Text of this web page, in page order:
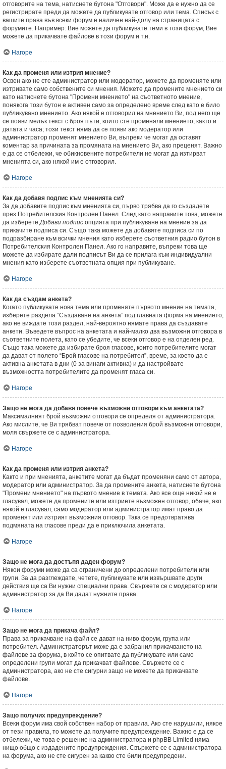
отговорите на тема, натиснете бутона "Отговори". Може да е нужно да се
регистрирате преди да можете да публикувате отговор или тема. Списък с
вашите права във всеки форум е наличен най-долу на страницата с
форумите. Например: Вие можете да публикувате теми в този форум, Вие
можете да прикачвате файлове в този форум и т.н.
Нагоре
Как да променя или изтрия мнение?
Освен ако не сте администратор или модератор, можете да променяте или
изтривате само собствените си мнения. Можете да промените мнението си
като натиснете бутона "Промени мнението" на съответното мнение,
понякога този бутон е активен само за определено време след като е било
публикувано мнението. Ако някой е отговорил на мнението Ви, под него ще
се появи мелък текст с броя пъти, които сте променяли мнението, както и
датата и часа; този текст няма да се появи ако модератор или
администратор променят мнението Ви, въпреки че могат да оставят
коментар за причината за промяната на мнението Ви, ако преценят. Важно
е да се отбележи, че обикновените потребители не могат да изтирват
мненията си, ако някой им е отговорил.
Нагоре
Как да добавя подпис към мненията си?
За да добавите подпис към мненията си, първо трябва да го създадете
през Потребителския Контролен Панел. След като направите това, можете
да изберетеДобави подпис опцията при публикуване на мнение за да
прикачите подписа си. Също така можете да добавяте подписа си по
подразбиране към всички мнения като изберете съответния радио бутон в
Потребителския Контролен Панел. Ако го направите, въпреки това ще
можете да избирате дали подписът Ви да се прилага към индивидуални
мнения като изберете съответната опция при публикуване.
Нагоре
Как да създам анкета?
Когато публикувате нова тема или променяте първото мнение на темата,
изберете раздела “Създаване на анкета” под главната форма на мнението;
ако не виждате този раздел, най-вероятно нямате права да създавате
анкети. Въведете въпрос на анкетата и най-малко два възможни отговора в
съответните полета, като се убедите, че всеки отговор е на отделен ред.
Също така можете да избирате броя гласове, които потребителите могат
да дават от полето “Брой гласове на потребител”, време, за което да е
активна анкетата в дни (0 за винаги активна) и да настройвате
възможността потребителите да променят гласа си.
Нагоре
Защо не мога да добавя повече възможни отговори към анкетата?
Максималният брой възможни отговори се определя от администратора.
Ако мислите, че Ви трябват повече от позволения брой възможни отговори,
моля свържете се с администратора.
Нагоре
Как да променя или изтрия анкета?
Както и при мненията, анкетите могат да бъдат променяни само от автора,
модератор или администратор. За да промените анкета, натиснете бутона
"Промени мнението" на първото мнение в темата. Ако все още никой не е
гласувал, можете да промените или изтриете възможен отговор, обаче, ако
някой е гласувал, само модератор или администратор имат право да
променят или изтрият възможния отговор. Така се предотвратява
подмяната на гласове преди да е приключила анкетата.
Нагоре
Защо не мога да достъпя даден форум?
Някои форуми може да са ограничени до определени потребители или
групи. За да разглеждате, четете, публикувате или извършвате други
действия ще са Ви нужни специални права. Свържете се с модератор или
администратор за да Ви дадат нужните права.
Нагоре
Защо не мога да прикача файл?
Права за прикачване на файл се дават на ниво форум, група или
потребител. Администраторът може да е забранил прикачването на
файлове за форума, в който се опитвате да публикувате или само
определени групи могат да прикачват файлове. Свържете се с
администратора, ако не сте сигурни защо не можете да прикачвате
файлове.
Нагоре
Защо получих предупреждение?
Всеки форум има свой собствен набор от правила. Ако сте нарушили, някое
от тези правила, то можете да получите предупреждение. Важно е да се
отбележи, че това е решение на администратора и phpBB Limited няма
нищо общо с издадените предупреждения. Свържете се с администратора
на форума, ако не сте сигурен за какво сте били предупредени.